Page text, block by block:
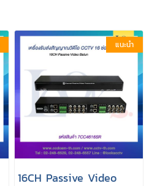
แนะนำ
16CH Passive Video